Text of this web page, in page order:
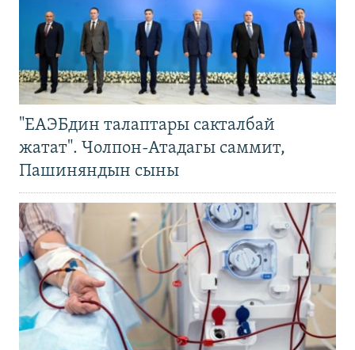
"ЕАЭБдин талаптары сакталбай
жатат". Чолпон-Атадагы саммит,
Пашиняндын сыны